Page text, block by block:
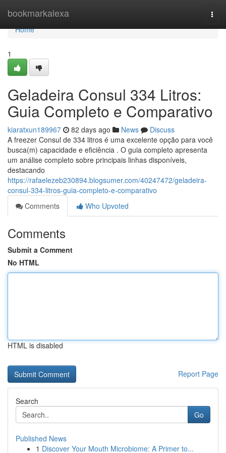
bookmarkalexa
Home
Home
1
Geladeira Consul 334 Litros:
Guia Completo e Comparativo
kiaratxun189967 82 days ago News
Discuss
A freezer Consul de 334 litros é uma excelente opção para você
busca(m) capacidade e eficiência . O guia completo apresenta
um análise completo sobre principais linhas disponíveis,
destacando
https://rafaelezeb230894.blogsumer.com/40247472/geladeira-
consul-334-litros-guia-completo-e-comparativo
Comments
Who Upvoted
Comments
Submit a Comment
No HTML
HTML is disabled
Report Page
Search
Go
Published News
1 Discover Your Mouth Microbiome: A Primer to...